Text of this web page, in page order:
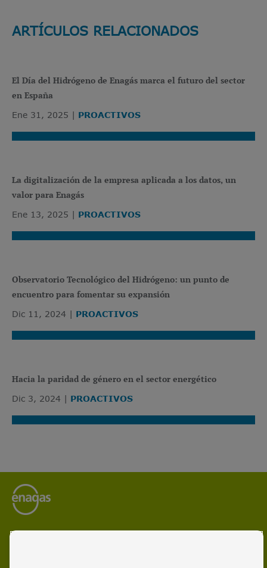
ARTÍCULOS RELACIONADOS
El Día del Hidrógeno de Enagás marca el futuro del sector
en España
Ene 31, 2025 PROACTIVOS
La digitalización de la empresa aplicada a los datos, un
valor para Enagás
Ene 13, 2025 PROACTIVOS
Observatorio Tecnológico del Hidrógeno: un punto de
encuentro para fomentar su expansión
Dic 11, 2024 PROACTIVOS
Hacia la paridad de género en el sector energético
Dic 3, 2024 PROACTIVOS
Enagás es el operador líder de infraestructuras energéticas